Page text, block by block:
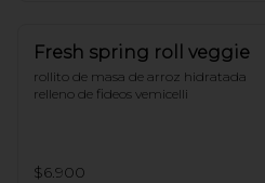
Fresh spring roll veggie
rollito de masa de arroz hidratada
relleno de fideos vemicelli
$6.900